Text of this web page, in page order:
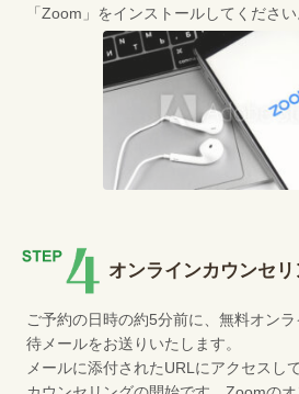
「Zoom」をインストールしてください
オンラインカウンセ
ご予約の日時の約5分前に、無料オン
待メールをお送りいたします。
メールに添付されたURLにアクセスし